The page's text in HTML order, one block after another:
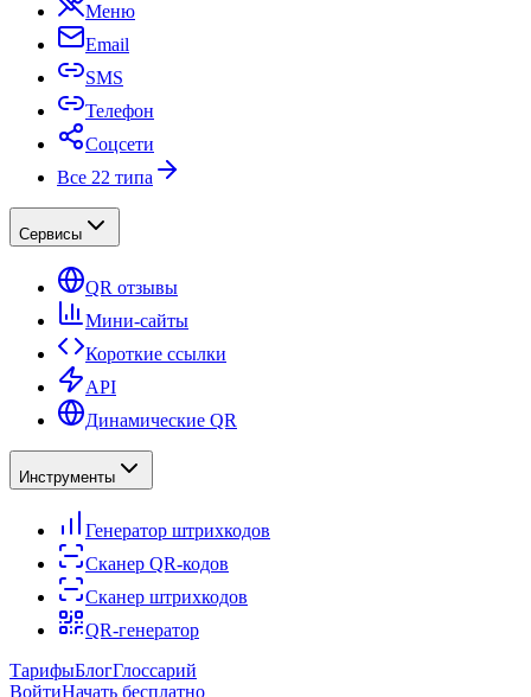
Меню
Email
SMS
Телефон
Соцсети
Все 22 типа
Сервисы
QR отзывы
Мини-сайты
Короткие ссылки
API
Динамические QR
Инструменты
Генератор штрихкодов
Сканер QR-кодов
Сканер штрихкодов
QR-генератор
ТарифыБлогГлоссарий
ВойтиНачать бесплатно